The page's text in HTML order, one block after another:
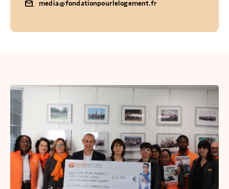
media@fondationpourlelogement.fr